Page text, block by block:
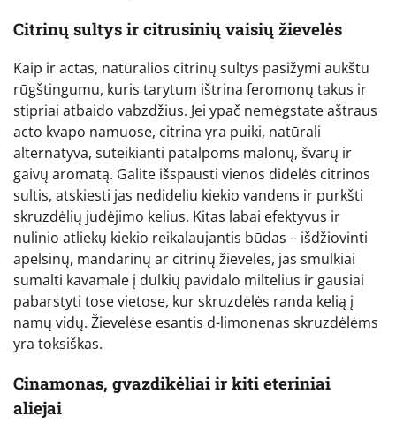
Citrinų sultys ir citrusinių vaisių žievelės
Kaip ir actas, natūralios citrinų sultys pasižymi aukštu
rūgštingumu, kuris tarytum ištrina feromonų takus ir
stipriai atbaido vabzdžius. Jei ypač nemėgstate aštraus
acto kvapo namuose, citrina yra puiki, natūrali
alternatyva, suteikianti patalpoms malonų, švarų ir
gaivų aromatą. Galite išspausti vienos didelės citrinos
sultis, atskiesti jas nedideliu kiekio vandens ir purkšti
skruzdėlių judėjimo kelius. Kitas labai efektyvus ir
nulinio atliekų kiekio reikalaujantis būdas – išdžiovinti
apelsinų, mandarinų ar citrinų žieveles, jas smulkiai
sumalti kavamale į dulkių pavidalo miltelius ir gausiai
pabarstyti tose vietose, kur skruzdėlės randa kelią į
namų vidų. Žievelėse esantis d-limonenas skruzdėlėms
yra toksiškas.
Cinamonas, gvazdikėliai ir kiti eteriniai
aliejai